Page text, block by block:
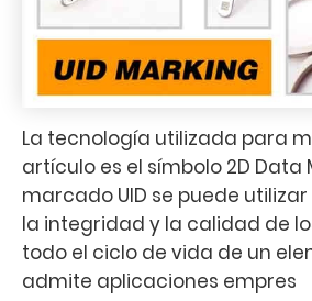
La tecnología utilizada para
artículo es el símbolo 2D Data
marcado UID se puede
la integridad y la calidad de
todo el ciclo de vida de un
admite aplicaciones empres